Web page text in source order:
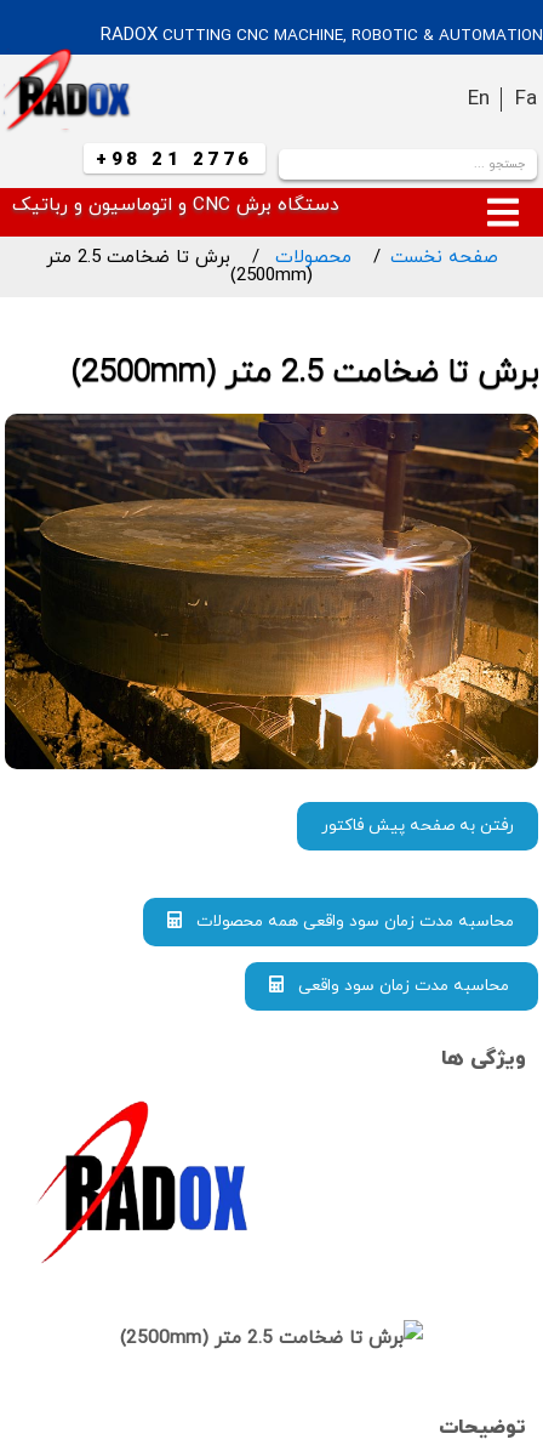
RADOX CUTTING CNC MACHINE, ROBOTIC & AUTOMATION
Fa
En
+98 21 2776
دستگاه برش CNC و اتوماسیون و رباتیک
صفحه نخست محصولات برش تا ضخامت 2.5 متر
(2500mm)
برش تا ضخامت 2.5 متر (2500mm)
رفتن به صفحه پیش فاکتور
محاسبه مدت زمان سود واقعی همه محصولات
ویژگی ها
توضیحات